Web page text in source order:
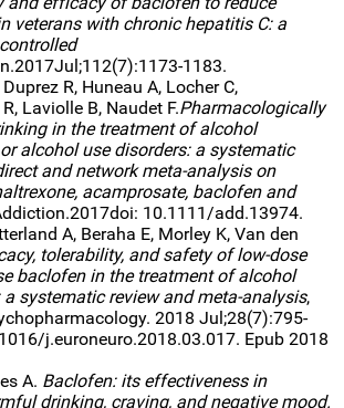
veterans with chronic hepatitis C: a
1183.
R, Huneau A, Locher C,
Laviolle B, Naudet F.Pharmacologically
in the treatment of alcohol
alcohol use disorders: a systematic
and network meta-analysis on
acamprosate, baclofen and
10.1111/add.13974.
A, Beraha E, Morley K, Van den
tolerability, and safety of low-dose
baclofen in the treatment of alcohol
a systematic review and meta-analysis,
2018 Jul;28(7):795-
j.euroneuro.2018.03.017. Epub 2018
A. Baclofen: its effectiveness in
drinking, craving, and negative mood.